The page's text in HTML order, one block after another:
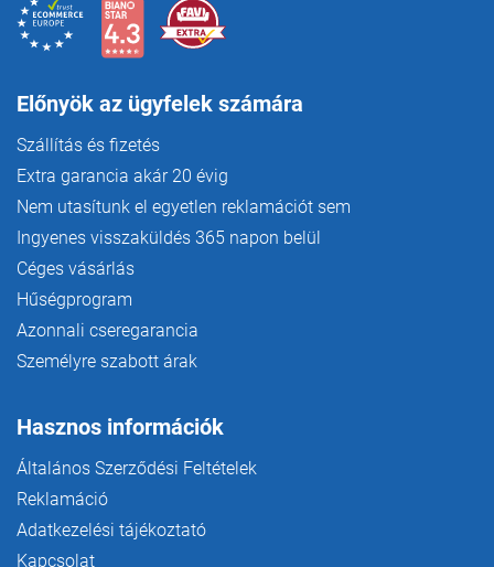
Előnyök az ügyfelek számára
Szállítás és fizetés
Extra garancia akár 20 évig
Nem utasítunk el egyetlen reklamációt sem
Ingyenes visszaküldés 365 napon belül
Céges vásárlás
Hűségprogram
Azonnali cseregarancia
Személyre szabott árak
Hasznos információk
Általános Szerződési Feltételek
Reklamáció
Adatkezelési tájékoztató
Kapcsolat